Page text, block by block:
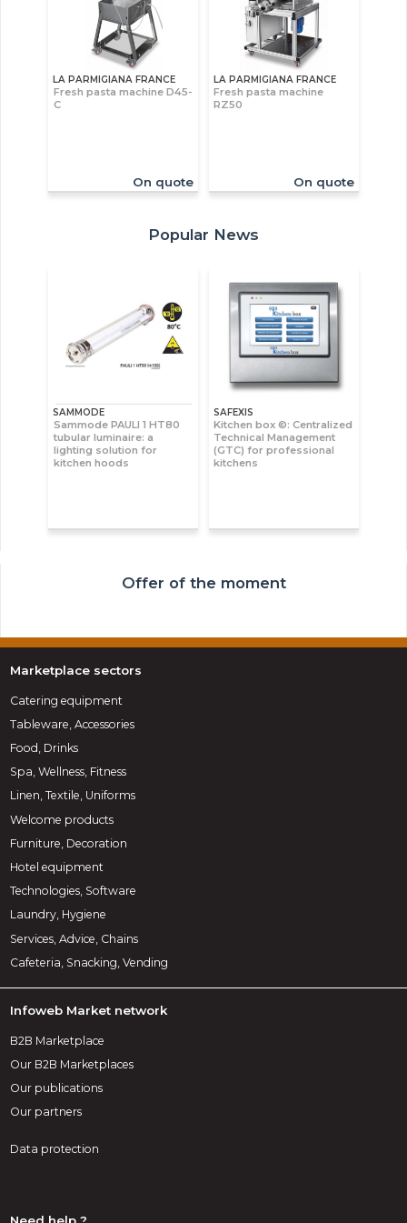
LA PARMIGIANA FRANCE
Fresh pasta machine D45-
C
On quote
LA PARMIGIANA FRANCE
Fresh pasta machine
RZ50
On quote
Popular News
SAMMODE
Sammode PAULI 1 HT80
tubular luminaire: a
lighting solution for
kitchen hoods
SAFEXIS
Kitchen box ©: Centralized
Technical Management
(GTC) for professional
kitchens
Offer of the moment
Marketplace sectors
Catering equipment
Tableware, Accessories
Food, Drinks
Spa, Wellness, Fitness
Linen, Textile, Uniforms
Welcome products
Furniture, Decoration
Hotel equipment
Technologies, Software
Laundry, Hygiene
Services, Advice, Chains
Cafeteria, Snacking, Vending
Infoweb Market network
B2B Marketplace
Our B2B Marketplaces
Our publications
Our partners
Data protection
Need help ?